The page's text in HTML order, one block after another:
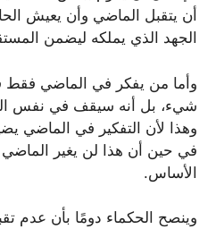
أن يتقبل الماضي وأن يعيش
الجهد الذي يملكه ليضمن
وأما من يفكر في الماضي فقط
شيء، بل أنه سيقف في نفس
وهذا لأن التفكير في الماضي
في حين أن هذا لن يغير
الأساس.
وينصح الحكماء دومًا بأن عدم